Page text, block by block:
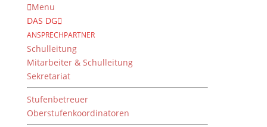
Menu
DAS DG
ANSPRECHPARTNER
Schulleitung
Mitarbeiter & Schulleitung
Sekretariat
Stufenbetreuer
Oberstufenkoordinatoren